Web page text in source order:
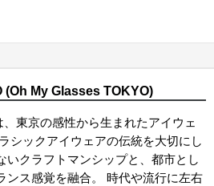
My Glasses TOKYO)
東京の感性から生まれたアイウェ
シックアイウェアの伝統を大切にし
いクラフトマンシップと、都市とし
ンス感覚を融合。 時代や流行に左右